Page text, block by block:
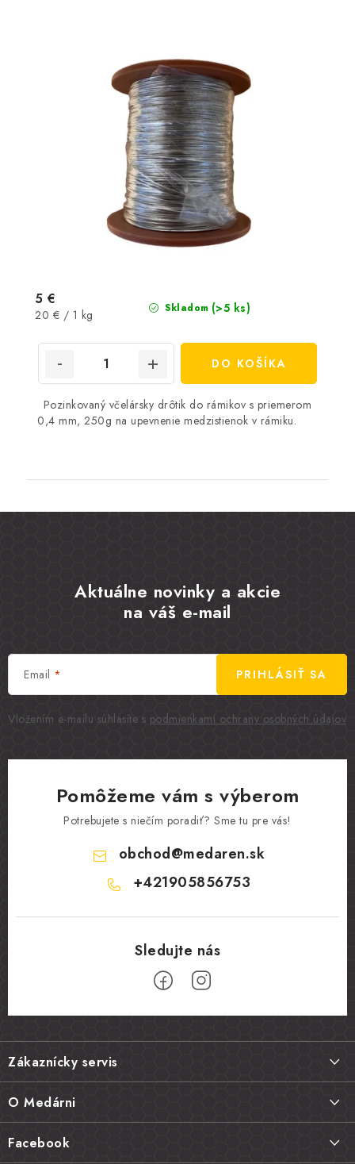
Skladom (>5 ks)
5 €
Jednotková
20 € / 1 kg
DO KOŠÍKA
Pozinkovaný včelársky drôtik do rámikov s priemerom
0,4 mm, 250g na upevnenie medzistienok v rámiku.
Aktuálne novinky a akcie
na váš e-mail
Email
Vložením e-mailu súhlasíte s podmienkami ochrany osobných údajov
PRIHLÁSIŤ SA
Pomôžeme vám s výberom
Potrebujete s niečím poradiť? Sme tu pre vás!
obchod@medaren.sk
+421905856753
Z
á
p
ä
Zákaznícky servis
Vrátenie tovaru, výmena a reklamácie
Najčastejšie otázky FAQ
O Medárni
Facebook